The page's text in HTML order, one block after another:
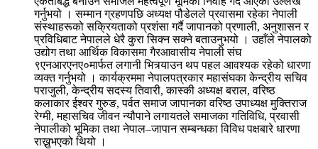
गर्नुभयो । सम्मान ग्रहणपछि अध्यक्ष पौडेलले प्रवासमा रहेका नेपाली
संस्थाहरूको सक्रियताको प्रशंसा गर्दै जापानको प्रणाली, अनुशासन र
प्रविधिबाट नेपालले धेरै कुरा सिक्न सक्ने बताउनुभयो । उहाँले नेपालको
उद्योग तथा आर्थिक विकासमा गैरआवासीय नेपाली संघ
९एनआरएनए०मार्फत लगानी भित्र्याउन थप पहल आवश्यक रहेको धारणा
व्यक्त गर्नुभयो । कार्यक्रममा नेपालपत्रकार महासंघका केन्द्रीय सचिव
पराजुली, केन्द्रीय सदस्य तिवारी, कास्की अध्यक्ष बराल, वरिष्ठ
कलाकार ईश्वर गुरुङ, पर्वत समाज जापानका वरिष्ठ उपाध्यक्ष मुक्तिराज
रेग्मी, महासचिव जीवन न्यौपाने लगायतले समाजका गतिविधि, प्रवासी
नेपालीको भूमिका तथा नेपाल–जापान सम्बन्धका विविध पक्षबारे धारणा
राख्नुभएको थियो ।